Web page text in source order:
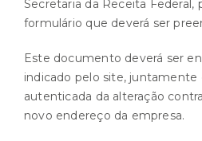
Secretaria da Receita Federal,
formulário que deverá ser
Este documento deverá ser
indicado pelo site, juntamente
autenticada da alteração
novo endereço da empresa.